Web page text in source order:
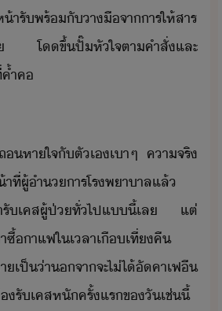
า​รัพร​้​​ั​าื​จา​าร​ให้​สาร​
โ​ขึ้​ปั๊​หัใจ​ตาคำสั่​และ​
ำค
หาใจ​ั​ตัเ​เา​ๆ​ ​คาจริ​
ที่​ผู้ำาร​โรพาาล​แล้​
รั​เคส​ผู้ป่​ทั่ไป​แี้​เล​ ​แต่​
ซื้​าแฟ​ใ​เลา​เื​เที่คื​
​่า​​จา​จะ​ไ่ไ้​ั​คาเฟี​
รั​เคส​หั​ครั้แร​ข​ั​เช่ี้​